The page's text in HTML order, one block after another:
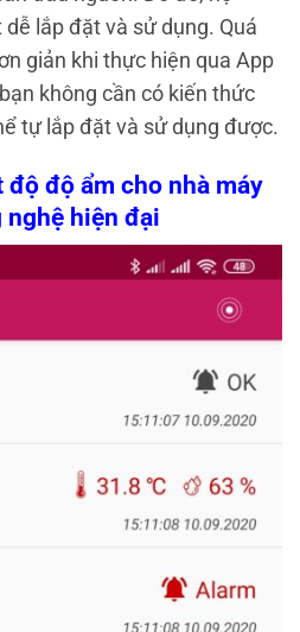
lắp đặt và sử dụng. Quá
giản khi thực hiện qua App
không cần có kiến thức
tự lắp đặt và sử dụng được.
độ ẩm cho nhà máy
hiện đại